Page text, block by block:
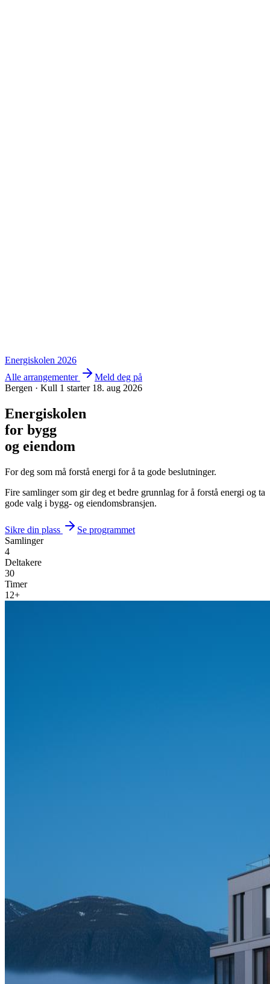
Energiskolen 2026
Alle arrangementer
Meld deg på
Bergen · Kull 1 starter 18. aug 2026
Energiskolen
for bygg
og eiendom
For deg som må forstå energi for å ta gode beslutninger.
Fire samlinger som gir deg et bedre grunnlag for å forstå energi og ta
gode valg i bygg- og eiendomsbransjen.
Sikre din plass
Se programmet
Samlinger
4
Deltakere
30
Timer
12+